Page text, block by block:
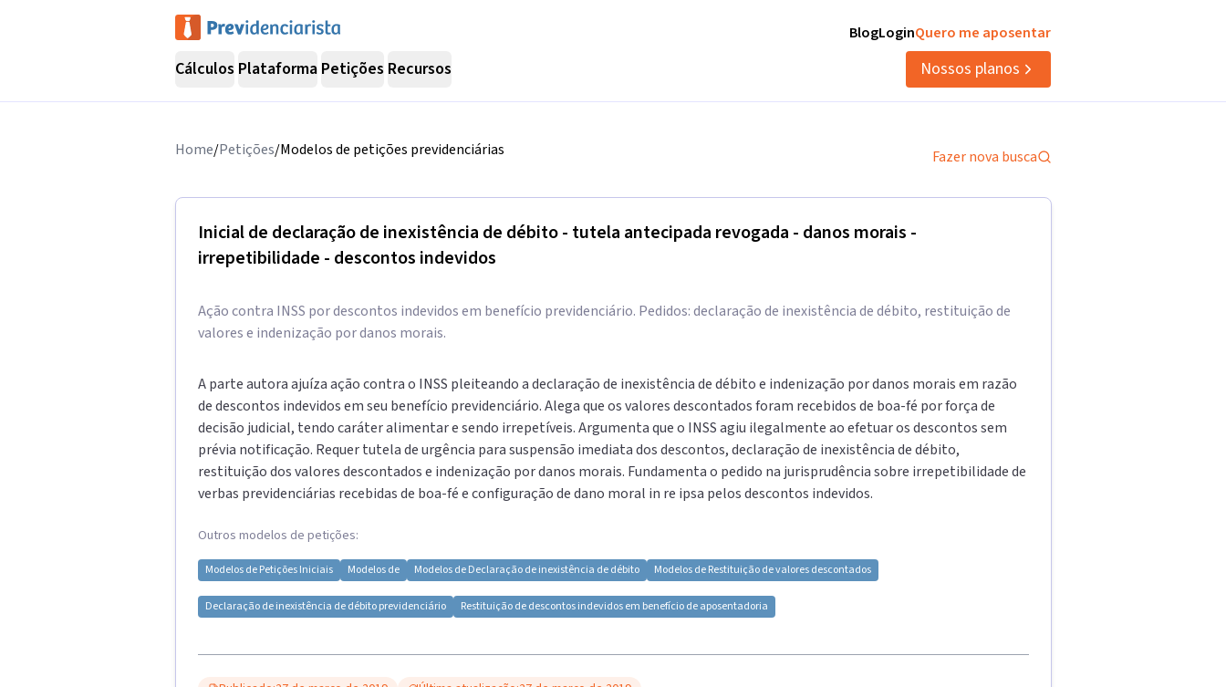
BlogLoginQuero me aposentar
Cálculos Plataforma Petições Recursos Nossos planos
Home/Petições/Modelos de petições previdenciárias Fazer nova busca
Inicial de declaração de inexistência de débito - tutela antecipada revogada - danos morais -
irrepetibilidade - descontos indevidos
Ação contra INSS por descontos indevidos em benefício previdenciário. Pedidos: declaração de inexistência de débito, restituição de
valores e indenização por danos morais.
A parte autora ajuíza ação contra o INSS pleiteando a declaração de inexistência de débito e indenização por danos morais em razão
de descontos indevidos em seu benefício previdenciário. Alega que os valores descontados foram recebidos de boa-fé por força de
decisão judicial, tendo caráter alimentar e sendo irrepetíveis. Argumenta que o INSS agiu ilegalmente ao efetuar os descontos sem
prévia notificação. Requer tutela de urgência para suspensão imediata dos descontos, declaração de inexistência de débito,
restituição dos valores descontados e indenização por danos morais. Fundamenta o pedido na jurisprudência sobre irrepetibilidade de
verbas previdenciárias recebidas de boa-fé e configuração de dano moral in re ipsa pelos descontos indevidos.
Outros modelos de petições:
Modelos dePetições Iniciais Modelos de Modelos deDeclaração de inexistência de débito Modelos deRestituição de valores descontados
Declaração de inexistência de débito previdenciário Restituição de descontos indevidos em benefício de aposentadoria